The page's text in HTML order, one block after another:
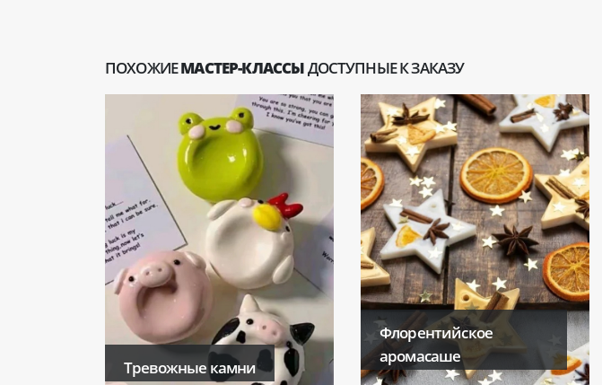
ПОХОЖИЕМАСТЕР-КЛАССЫДОСТУПНЫЕ К ЗАКАЗУ
Тревожные камни
Флорентийское
аромасаше